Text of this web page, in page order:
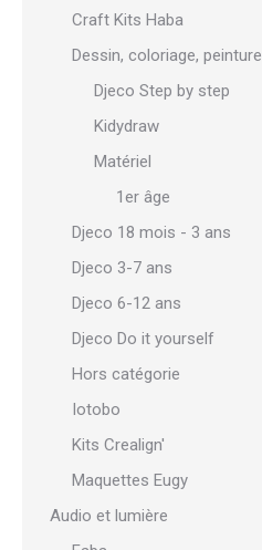
Craft Kits Haba
Dessin, coloriage, peinture
Djeco Step by step
Kidydraw
Matériel
1er âge
Djeco 18 mois - 3 ans
Djeco 3-7 ans
Djeco 6-12 ans
Djeco Do it yourself
Hors catégorie
Iotobo
Kits Crealign'
Maquettes Eugy
Audio et lumière